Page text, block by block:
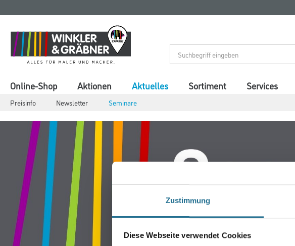
Zustimmung
Diese Webseite verwendet Cookies
springen
springen
Online-Shop Aktionen Aktuelles
Preisinfo Newsletter Seminare
Sortiment Services